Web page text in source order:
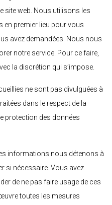
site web. Nous utilisons les
en premier lieu pour vous
avez demandées. Nous nous
notre service. Pour ce faire,
la discrétion qui s’impose.
ne sont pas divulguées à
dans le respect de la
protection des données
informations nous détenons à
si nécessaire. Vous avez
de ne pas faire usage de ces
toutes les mesures